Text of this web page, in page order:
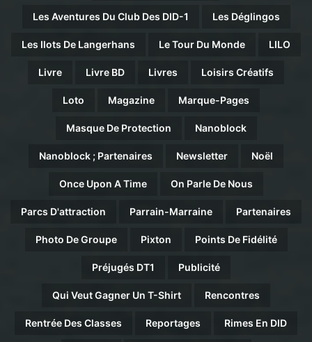
Les Aventures Du Club Des DID-1 Les Déglingos
Les Ilots De Langerhans Le Tour Du Monde LILO
Livre Livre BD Livres Loisirs Créatifs
Loto Magazine Marque-Pages
Masque De Protection Nanoblock
Nanoblock ; Partenaires Newsletter Noël
Once Upon A Time On Parle De Nous
Parcs D'attraction Parrain-Marraine Partenaires
Photo De Groupe Pixton Points De Fidélité
Préjugés DT1 Publicité
Qui Veut Gagner Un T-Shirt Rencontres
Rentrée Des Classes Reportages Rimes En DID